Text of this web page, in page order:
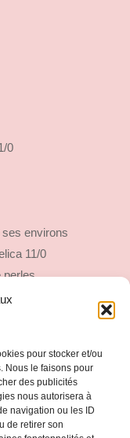
pour stocker et/ou
Nous le faisons pour
des publicités
nous autorisera à
navigation ou les ID
de retirer son
0
environs
11/0
perles